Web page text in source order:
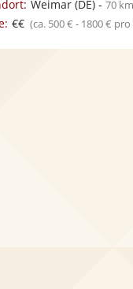
Weimar(DE)- 70
€€ (ca. 500 € - 1800 €